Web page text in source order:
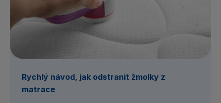
Rychlý návod, jak odstranit žmolky z
matrace